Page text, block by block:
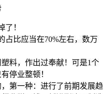
了！
占比应当在70%左右，数万
料，作出过奉献！可是1个
停业整顿！
第一种：进行了前期发展趋